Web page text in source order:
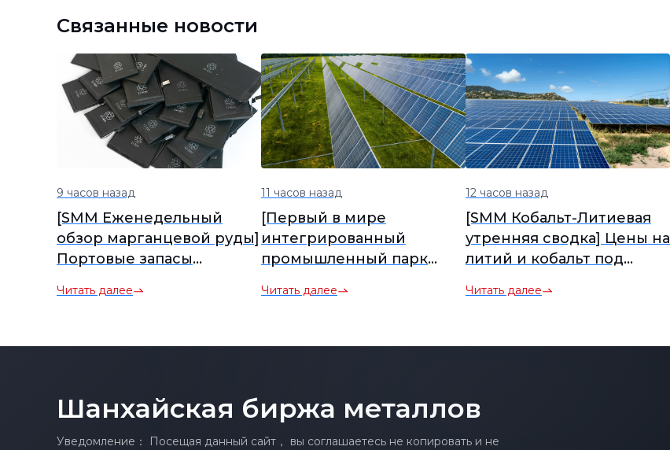
Связанные новости
9 часов назад
[SMM Еженедельный
обзор марганцевой руды]
Портовые запасы
продолжают
Читать далее
11 часов назад
[Первый в мире
интегрированный
промышленный парк
хранения энергии (LDES)
Читать далее
12 часов назад
[SMM Кобальт-Литиевая
утренняя сводка] Цены на
литий и кобальт под
борьба продавцов и
Читать далее
Шанхайская биржа металлов
Уведомление： Посещая данный сайт， вы соглашаетесь не копировать и не